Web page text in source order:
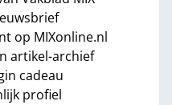
op MIXonline.nl
artikel-archief
cadeau
profiel